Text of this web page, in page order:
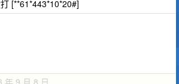
[**61*443*10*20#]
年 9 月 8 日